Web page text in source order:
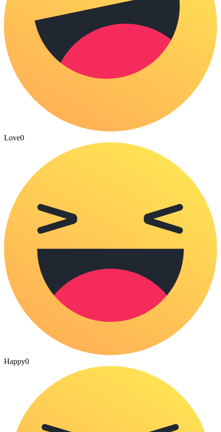
Love0
Happy0